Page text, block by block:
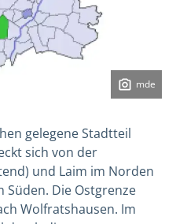
mde
gelegene Stadtteil
sich von der
und Laim im Norden
Süden. Die Ostgrenze
Wolfratshausen. Im